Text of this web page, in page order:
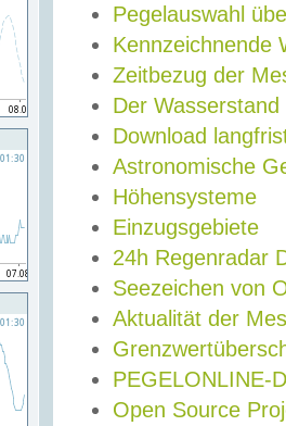
Pegelauswahl
Kennzeichnende
Zeitbezug der
Der Wasserstand
Download
Astronomische
Höhensysteme
Einzugsgebiete
24h Regenradar
Seezeichen von
Aktualität der
PEGELONLINE-
Open Source